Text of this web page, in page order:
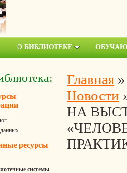
О БИБЛИОТЕКЕ
ресурсы
системы
Главная
Новости
НА